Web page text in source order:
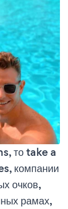
то take a
компании
очков,
рамах,